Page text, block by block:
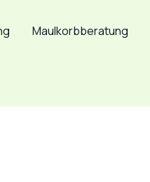
Maulkorbberatung